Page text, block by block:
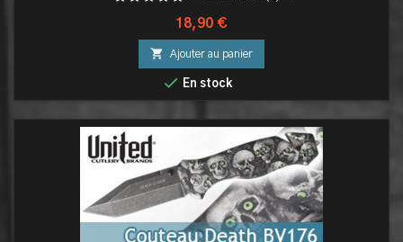
Prix
18,90 €
 Ajouter au panier
 En stock